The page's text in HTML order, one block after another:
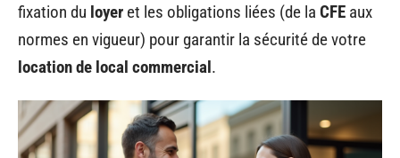
fixation du loyer et les obligations liées (de la CFE aux
normes en vigueur) pour garantir la sécurité de votre
location de local commercial.